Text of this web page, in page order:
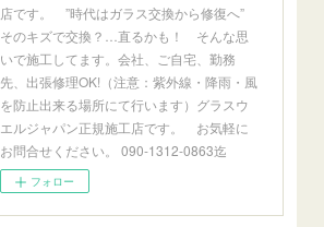
店です。 ”時代はガラス交換から修復へ”
そのキズで交換？…直るかも！ そんな思
いで施工してます。会社、ご自宅、勤務
先、出張修理OK!（注意：紫外線・降雨・風
を防止出来る場所にて行います）グラスウ
エルジャパン正規施工店です。 お気軽に
お問合せください。 090-1312-0863迄
フォロー